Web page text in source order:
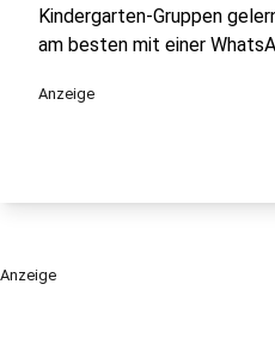
Kindergarten-Gruppen
am besten mit einer
Anzeige
Anzeige